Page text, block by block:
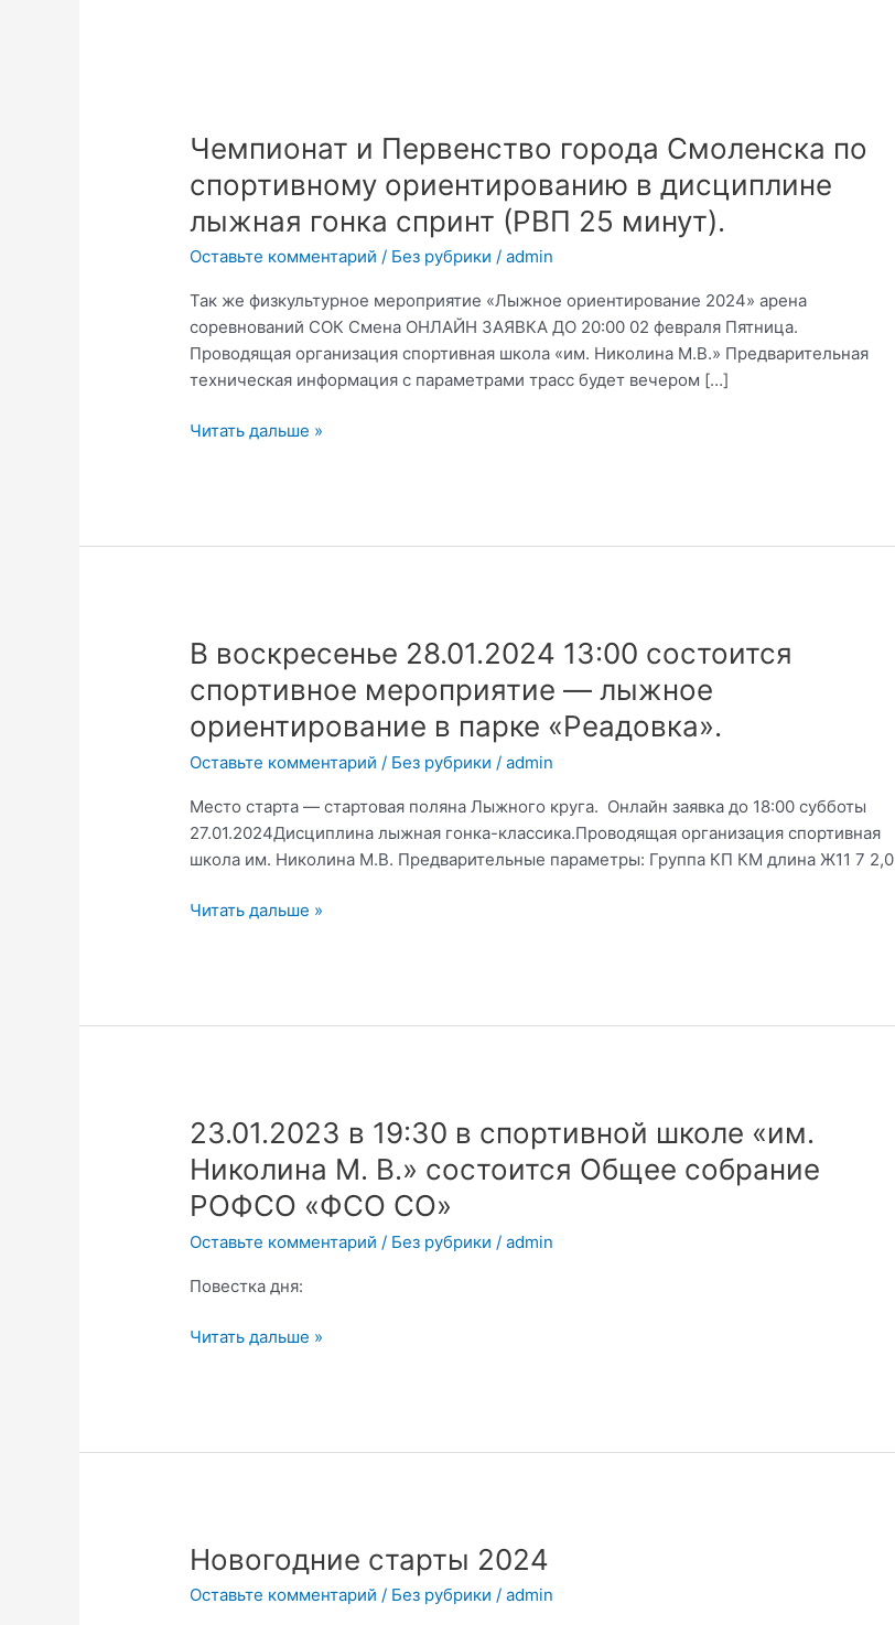
Чемпионат и Первенство города Смоленска по
спортивному ориентированию в дисциплине
лыжная гонка спринт (РВП 25 минут).
Оставьте комментарий / Без рубрики /admin
Так же физкультурное мероприятие «Лыжное ориентирование 2024» арена
соревнований СОК Смена ОНЛАЙН ЗАЯВКА ДО 20:00 02 февраля Пятница.
Проводящая организация спортивная школа «им. Николина М.В.» Предварительная
техническая информация с параметрами трасс будет вечером […]
Чемпионат
Первенство
города
Смоленска по
ориентированию
в
дисциплине
лыжная
спринт
Читать дальше »
В воскресенье 28.01.2024 13:00 состоится
спортивное мероприятие — лыжное
ориентирование в парке «Реадовка».
Оставьте комментарий / Без рубрики /admin
Место старта — стартовая поляна Лыжного круга. Онлайн заявка до 18:00 субботы
27.01.2024Дисциплина лыжная гонка-классика.Проводящая организация спортивная
школа им. Николина М.В. Предварительные параметры: Группа КП КМ длина Ж11 7 2,0
В
воскресенье 28.01.2024 13:00 состоится
спортивное
мероприятие
—
ориентирование
в
парке
Читать дальше »
23.01.2023 в 19:30 в спортивной школе «им.
Николина М. В.» состоится Общее собрание
РОФСО «ФСО СО»
Оставьте комментарий / Без рубрики /admin
Повестка дня:
23.01.2023
19:30
в
спортивной
«им.
М.
Читать дальше »
Новогодние старты 2024
Оставьте комментарий / Без рубрики /admin
Новогодние
2024